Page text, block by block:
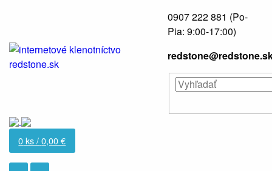
0907 222 881 (Po-
Pia: 9:00-17:00)
0ks / 0,00 €